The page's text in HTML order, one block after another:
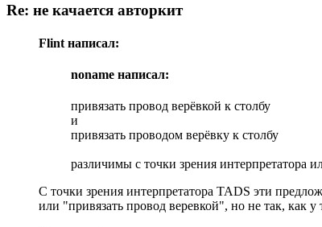
Re: не качается авторкит
Flint написал:
noname написал:
привязать провод верёвкой к столбу
и
привязать проводом верёвку к столбу
различимы с точки зрения интерпретатора
С точки зрения интерпретатора TADS эти
или "привязать провод веревкой", но не так, как у